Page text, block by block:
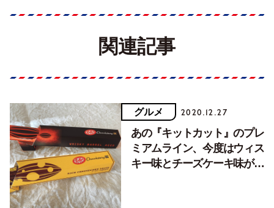
関連記事
グルメ 2020.12.27
あの『キットカット』のプレ
ミアムライン、今度はウィス
キー味とチーズケーキ味が登